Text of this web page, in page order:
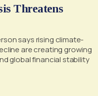
Threatens
says rising climate-
are creating growing
global financial stability